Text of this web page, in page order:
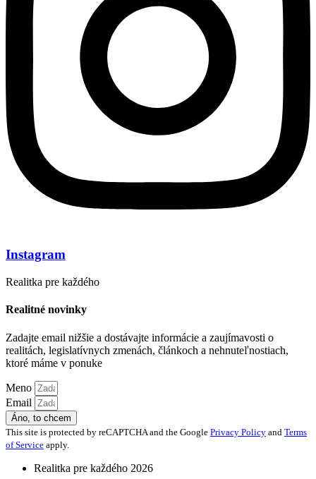
Instagram
Realitka pre každého
Realitné novinky
Zadajte email nižšie a dostávajte informácie a zaujímavosti o
realitách, legislatívnych zmenách, článkoch a nehnuteľnostiach,
ktoré máme v ponuke
Meno
Email
Áno, to chcem
This site is protected by reCAPTCHA and the Google Privacy Policy and Terms
of Service apply.
Realitka pre každého 2026